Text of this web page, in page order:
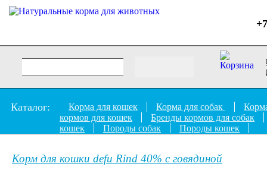
Каталог: Корма для кошек Корма для собак
кормов для кошек
Бренды кормов для собак
кошек
Породы собак Породы кошек
Корм для кошки defu Rind 40% с говядиной